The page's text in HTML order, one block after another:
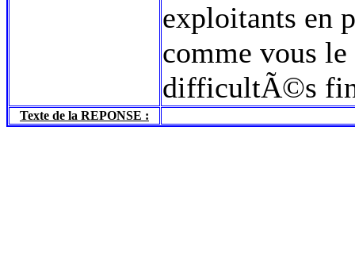
exploitants en
comme vous
difficultÃ©s
Texte de la REPONSE :